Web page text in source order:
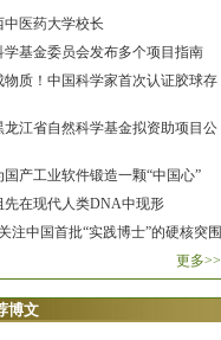
中医药大学校长
学基金委员会发布多个项目指南
物质！中国科学家首次认证胶球存
龙江省自然科学基金拟资助项目公
产工业软件锻造一颗“中国心”
先在现代人类DNA中现形
注中国首批“实践博士”的硬核突围
更多>>
博文